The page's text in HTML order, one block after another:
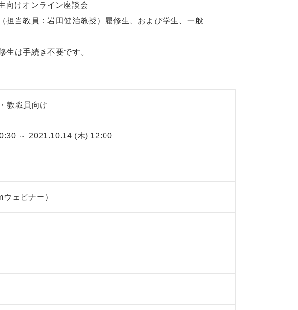
向けオンライン座談会
担当教員：岩田健治教授）履修生、および学生、一般
は手続き不要です。
教職員向け
～ 2021.10.14 (木) 12:00
ェビナー）